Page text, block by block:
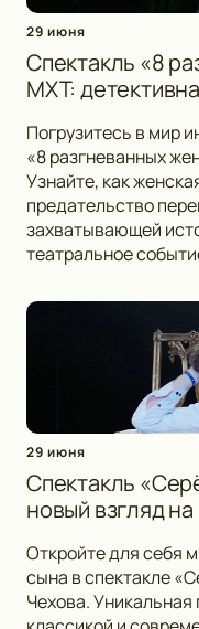
29 июня
Спектакль «8
МХТ:
Погрузитесь в мир
«8 разгневанных
Узнайте, как
предательство
захватывающей
театральное
29 июня
Спектакль
новый взгляд
Откройте для себя
сына в спектакле
Чехова.